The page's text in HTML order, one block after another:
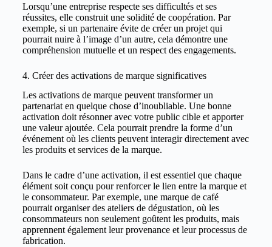
Lorsqu’une entreprise respecte ses difficultés et ses
réussites, elle construit une solidité de coopération. Par
exemple, si un partenaire évite de créer un projet qui
pourrait nuire à l’image d’un autre, cela démontre une
compréhension mutuelle et un respect des engagements.
4. Créer des activations de marque significatives
Les activations de marque peuvent transformer un
partenariat en quelque chose d’inoubliable. Une bonne
activation doit résonner avec votre public cible et apporter
une valeur ajoutée. Cela pourrait prendre la forme d’un
événement où les clients peuvent interagir directement avec
les produits et services de la marque.
Dans le cadre d’une activation, il est essentiel que chaque
élément soit conçu pour renforcer le lien entre la marque et
le consommateur. Par exemple, une marque de café
pourrait organiser des ateliers de dégustation, où les
consommateurs non seulement goûtent les produits, mais
apprennent également leur provenance et leur processus de
fabrication.